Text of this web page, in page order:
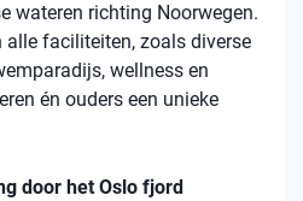
wateren richting Noorwegen.
alle faciliteiten, zoals diverse
wellness en
én ouders een unieke
door het Oslo fjord